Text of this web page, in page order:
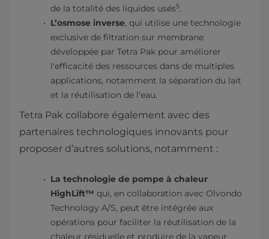
de la totalité des liquides usés5.
L’osmose inverse, qui utilise une technologie
exclusive de filtration sur membrane
développée par Tetra Pak pour améliorer
l'efficacité des ressources dans de multiples
applications, notamment la séparation du lait
et la réutilisation de l’eau.
Tetra Pak collabore également avec des
partenaires technologiques innovants pour
proposer d’autres solutions, notamment :
La technologie de pompe à chaleur
HighLift™ qui, en collaboration avec Olvondo
Technology A/S, peut être intégrée aux
opérations pour faciliter la réutilisation de la
chaleur résiduelle et produire de la vapeur